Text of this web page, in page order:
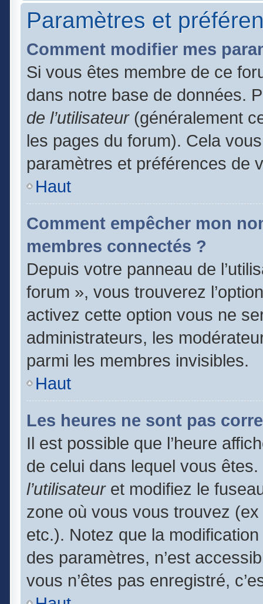
Paramètres et
Comment modifier mes
Si vous êtes membre de ce
dans notre base de données.
de l’utilisateur(généralement
les pages du forum). Cela
paramètres et préférences de
Haut
Comment empêcher mon
membres connectés ?
Depuis votre panneau de
forum », vous trouverez
activez cette option vous ne
administrateurs, les
parmi les membres invisibles.
Haut
Les heures ne sont pas
Il est possible que l’heure
de celui dans lequel vous
l’utilisateuret modifiez le
zone où vous vous trouvez
etc.). Notez que la
des paramètres, n’est
vous n’êtes pas enregistré,